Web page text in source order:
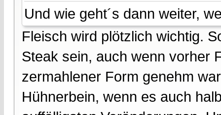
Und wie geht´s dann weiter,
Fleisch wird plötzlich wichtig.
Steak sein, auch wenn vorher
zermahlener Form genehm
Hühnerbein, wenn es auch